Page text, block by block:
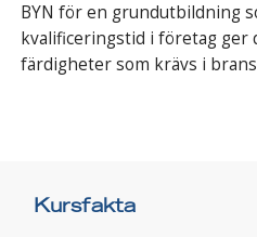
BYN för en grundutbildning
kvalificeringstid i företag ger
färdigheter som krävs i
Kursfakta